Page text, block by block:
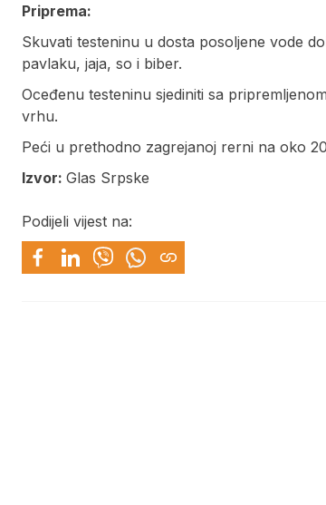
Priprema:
Skuvati testeninu u dosta posoljene vode
pavlaku, jaja, so i biber.
Oceđenu testeninu sjediniti sa
vrhu.
Peći u prethodno zagrejanoj rerni na oko
Izvor: Glas Srpske
Podijeli vijest na: